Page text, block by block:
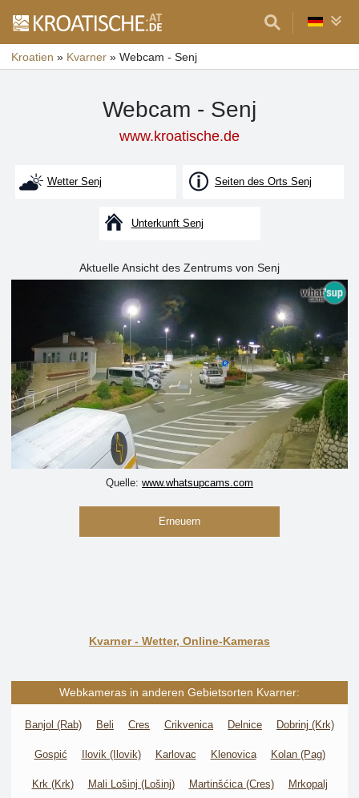
Kroatien » Kvarner » Webcam - Senj
Webcam - Senj
www.kroatische.de
Wetter Senj Seiten des Orts Senj
Unterkunft Senj
Aktuelle Ansicht des Zentrums von Senj
Quelle: www.whatsupcams.com
Erneuern
Kvarner - Wetter, Online-Kameras
Webkameras in anderen Gebietsorten Kvarner:
Banjol (Rab) Beli Cres Crikvenica Delnice Dobrinj (Krk)
Gospić Ilovik (Ilovik) Karlovac Klenovica Kolan (Pag)
Krk (Krk) Mali Lošinj (Lošinj) Martinšćica (Cres) Mrkopalj